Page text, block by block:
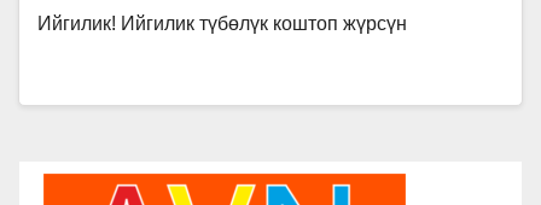
Ийгилик! Ийгилик түбөлүк коштоп жүрсүн